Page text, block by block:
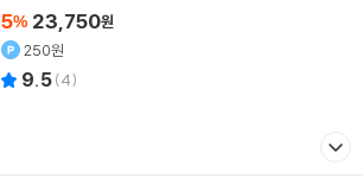
5% 23,750원
250원
9.5(4)